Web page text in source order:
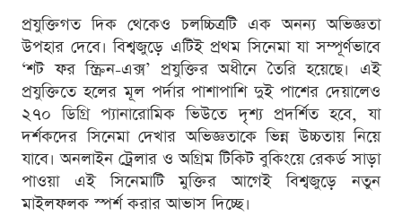
প্রযুক্তিগত দিক থেকেও চলচ্চিত্রটি এক অনন্য অভিজ্ঞতা
উপহার দেবে। বিশ্বজুড়ে এটিই প্রথম সিনেমা যা সম্পূর্ণভাবে
‘শট ফর স্ক্রিন-এক্স’ প্রযুক্তির অধীনে তৈরি হয়েছে। এই
প্রযুক্তিতে হলের মূল পর্দার পাশাপাশি দুই পাশের দেয়ালেও
২৭০ ডিগ্রি প্যানারোমিক ভিউতে দৃশ্য প্রদর্শিত হবে, যা
দর্শকদের সিনেমা দেখার অভিজ্ঞতাকে ভিন্ন উচ্চতায় নিয়ে
যাবে। অনলাইন ট্রেলার ও অগ্রিম টিকিট বুকিংয়ে রেকর্ড সাড়া
পাওয়া এই সিনেমাটি মুক্তির আগেই বিশ্বজুড়ে নতুন
মাইলফলক স্পর্শ করার আভাস দিচ্ছে।